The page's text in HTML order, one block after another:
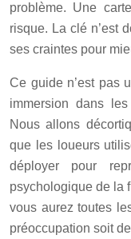
problème. Une
risque. La clé n’est
ses craintes pour
Ce guide n’est pas
immersion dans
Nous allons
que les loueurs
déployer pour
psychologique de la
vous aurez toutes
préoccupation soit